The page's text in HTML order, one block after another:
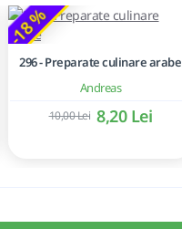
-18 %
Andreas
296 - Preparate culinare arabe
8,20 Lei
10,00 Lei